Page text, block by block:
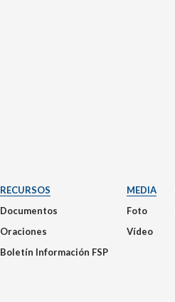
RECURSOS
Documentos
Oraciones
Boletín Información FSP
MEDIA
Foto
Vídeo